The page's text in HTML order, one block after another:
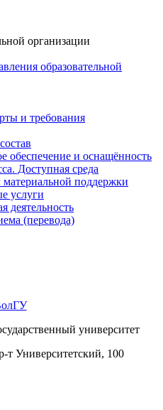
организации
образовательной
и требования
обеспечение и оснащённость
Доступная среда
поддержки
услуги
деятельность
(перевода)
университет
т Университетский, 100